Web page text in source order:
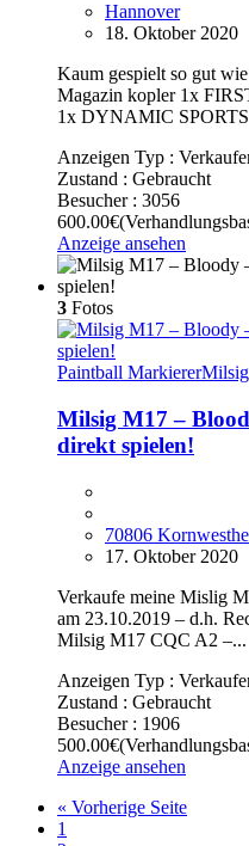
Hannover
18. Oktober 2020
Kaum gespielt so gut
Magazin kopler 1x
1x DYNAMIC
Anzeigen Typ :
Zustand : Gebraucht
Besucher : 3056
600.00€
Anzeige ansehen
3 Fotos
Paintball MarkiererMilsig
Milsig M17 –
direkt spielen!
70806
17. Oktober 2020
Verkaufe meine Mislig
am 23.10.2019 – d.h.
Milsig M17 CQC A2 –...
Anzeigen Typ :
Zustand : Gebraucht
Besucher : 1906
500.00€
Anzeige ansehen
« Vorherige Seite
1